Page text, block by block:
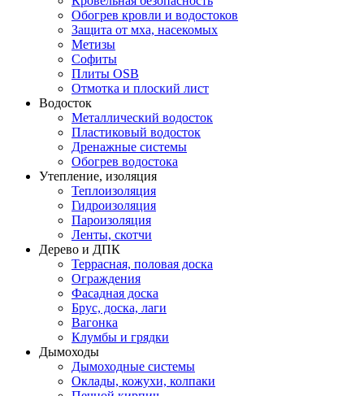
Обогрев кровли и водостоков
Защита от мха, насекомых
Метизы
Софиты
Плиты OSB
Отмотка и плоский лист
Водосток
Металлический водосток
Пластиковый водосток
Дренажные системы
Обогрев водостока
Утепление, изоляция
Теплоизоляция
Гидроизоляция
Пароизоляция
Ленты, скотчи
Дерево и ДПК
Террасная, половая доска
Ограждения
Фасадная доска
Брус, доска, лаги
Вагонка
Клумбы и грядки
Дымоходы
Дымоходные системы
Оклады, кожухи, колпаки